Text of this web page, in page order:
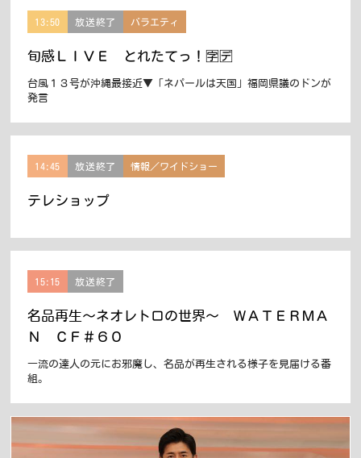
13:50 放送終了 バラエティ
旬感ＬＩＶＥ とれたてっ！🈑🈓
台風１３号が沖縄最接近▼「ネパールは天国」福岡県議のドンが
発言
14:45 放送終了 情報／ワイドショー
テレショップ
15:15 放送終了
名品再生〜ネオレトロの世界〜 ＷＡＴＥＲＭＡ
Ｎ ＣＦ＃６０
一流の達人の元にお邪魔し、名品が再生される様子を見届ける番
組。